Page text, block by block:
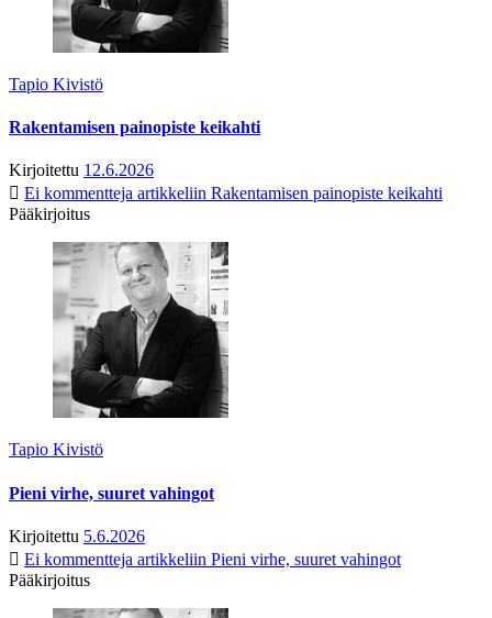
Tapio Kivistö
Rakentamisen painopiste keikahti
Kirjoitettu 12.6.2026
Ei kommentteja artikkeliin Rakentamisen painopiste keikahti
Pääkirjoitus
Tapio Kivistö
Pieni virhe, suuret vahingot
Kirjoitettu 5.6.2026
Ei kommentteja artikkeliin Pieni virhe, suuret vahingot
Pääkirjoitus